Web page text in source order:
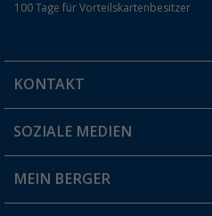
100 Tage für Vorteilskartenbesitzer
KONTAKT
Du hast eine Frage?
Filiale finden
SOZIALE MEDIEN
MEIN BERGER